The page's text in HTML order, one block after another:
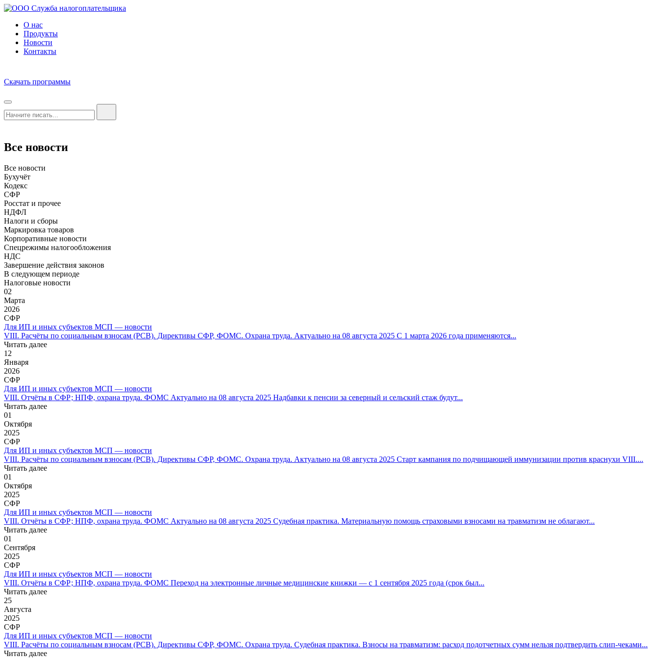
О нас
Продукты
Новости
Контакты
Скачать программы
Все новости
Все новости
Бухучёт
Кодекс
СФР
Росстат и прочее
НДФЛ
Налоги и сборы
Маркировка товаров
Корпоративные новости
Спецрежимы налогообложения
НДС
Завершение действия законов
В следующем периоде
Налоговые новости
02
Марта
2026
СФР
Для ИП и иных субъектов МСП — новости
VIII. Расчёты по социальным взносам (РСВ). Директивы СФР, ФОМС. Охрана труда. Актуально на 08 августа 2025 С 1 марта 2026 года применяются...
Читать далее
12
Января
2026
СФР
Для ИП и иных субъектов МСП — новости
VIII. Отчёты в СФР; НПФ, охрана труда. ФОМС Актуально на 08 августа 2025 Надбавки к пенсии за северный и сельский стаж будут...
Читать далее
01
Октября
2025
СФР
Для ИП и иных субъектов МСП — новости
VIII. Расчёты по социальным взносам (РСВ). Директивы СФР, ФОМС. Охрана труда. Актуально на 08 августа 2025 Старт кампания по подчищающей иммунизации против краснухи VIII....
Читать далее
01
Октября
2025
СФР
Для ИП и иных субъектов МСП — новости
VIII. Отчёты в СФР; НПФ, охрана труда. ФОМС Актуально на 08 августа 2025 Судебная практика. Материальную помощь страховыми взносами на травматизм не облагают...
Читать далее
01
Сентября
2025
СФР
Для ИП и иных субъектов МСП — новости
VIII. Отчёты в СФР; НПФ, охрана труда. ФОМС Переход на электронные личные медицинские книжки — с 1 сентября 2025 года (срок был...
Читать далее
25
Августа
2025
СФР
Для ИП и иных субъектов МСП — новости
VIII. Расчёты по социальным взносам (РСВ). Директивы СФР, ФОМС. Охрана труда. Судебная практика. Взносы на травматизм: расход подотчетных сумм нельзя подтвердить слип-чеками...
Читать далее